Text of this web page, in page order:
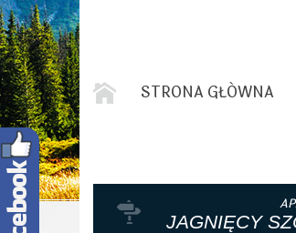
STRONA GŁÓWNA
JAGNIĘCY